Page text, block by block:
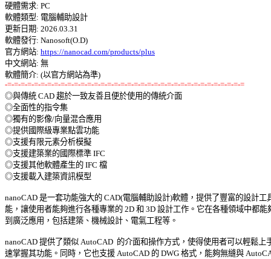
硬體需求: PC
軟體類型: 電腦輔助設計
更新日期: 2026.03.31
軟體發行: Nanosoft(O.D)
官方網站: https://nanocad.com/products/plus
中文網站: 無
-=-=-=-=-=-=-=-=-=-=-=-=-=-=-=-=-=-=-=-=-=-=-=-=-=-=-=-=-=-=-=-=-=-=-=-=
◎與傳統 CAD 趨於一致友善且便於使用的傳統介面
◎全面性的指令集
◎獨有的影像/向量混合應用
◎提供國際級專業點雲功能
◎支援有限元素分析模擬
◎支援建築業的國際標準 IFC
◎支援其他軟體產生的 IFC 檔
◎支援載入建築資訊模型
nanoCAD 是一套功能強大的 CAD(電腦輔助設計)軟體，提供了豐富的設計工
能，讓使用者能夠進行各種專業的 2D 和 3D 設計工作。它在各種領域中都能
到廣泛應用，包括建築、機械設計、電氣工程等。
nanoCAD 提供了類似 AutoCAD  的介面和操作方式，使得使用者可以輕鬆上
速掌握其功能。同時，它也支援 AutoCAD 的 DWG 格式，能夠無縫與